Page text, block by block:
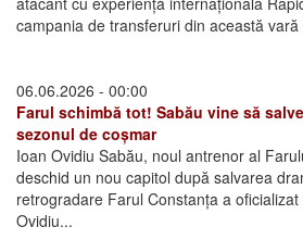
campania de transferuri din această
06.06.2026 - 00:00
Farul schimbă tot! Sabău vine să
sezonul de coșmar
Ioan Ovidiu Sabău, noul antrenor al
deschid un nou capitol după salvarea
retrogradare Farul Constanța a
Ovidiu...